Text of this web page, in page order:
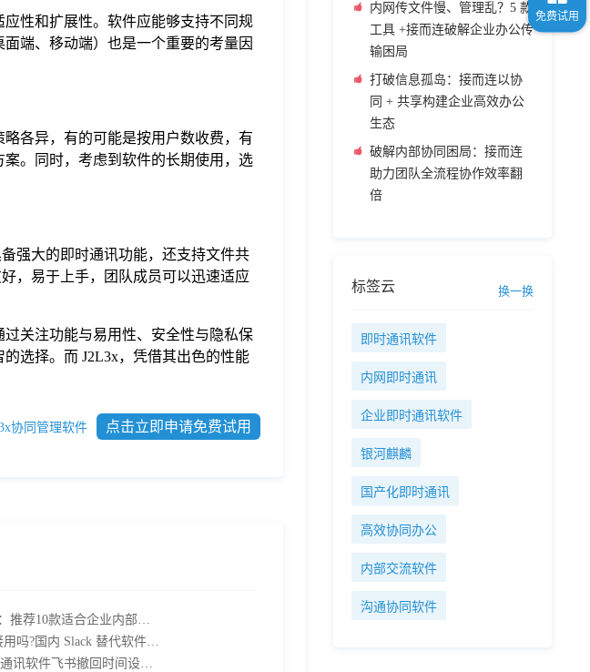
性和扩展性。软件应能够支持不同规
端、移动端）也是一个重要的考量因
各异，有的可能是按用户数收费，有
。同时，考虑到软件的长期使用，选
强大的即时通讯功能，还支持文件共
，易于上手，团队成员可以迅速适应
关注功能与易用性、安全性与隐私保
选择。而 J2L3x，凭借其出色的性能
协同管理软件 点击立即申请免费试用
企业必用通讯工具：推荐10款适合企业内部使用的即时沟通软件
Slack 国内可以直接用吗?国内 Slack 替代软件推荐
不再尴尬，IM即时通讯软件飞书撤回时间设置技巧分享
内网传文件慢、管理乱？5 款
工具 +接而连破解企业办公传
输困局
打破信息孤岛：接而连以协
同 + 共享构建企业高效办公
生态
破解内部协同困局：接而连
助力团队全流程协作效率翻
倍
标签云 换一换
即时通讯软件
内网即时通讯
企业即时通讯软件
银河麒麟
国产化即时通讯
高效协同办公
内部交流软件
沟通协同软件